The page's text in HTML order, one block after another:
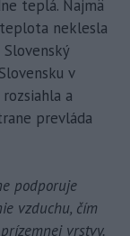
teplá. Najmä
neklesla
v
a
prevláda
podporuje
vzduchu, čím
vrstvy.